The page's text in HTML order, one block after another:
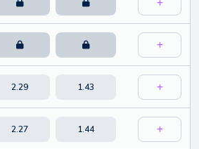
2.29 1.43
2.27 1.44